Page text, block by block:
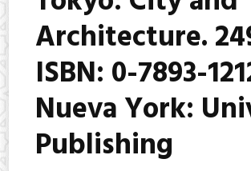
Architecture.
ISBN: 0-7893-
Nueva York:
Publishing